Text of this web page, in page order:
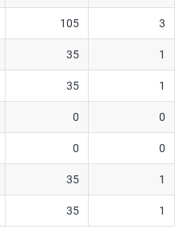
105 3
35 1
35 1
0 0
0 0
35 1
35 1